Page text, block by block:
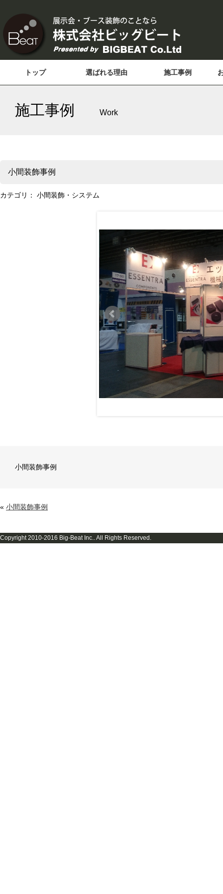
トップ 選ばれる理由 施工事例
施工事例 Work
小間装飾事例
カテゴリ： 小間装飾・システム
小間装飾事例
« 小間装飾事例
Copyright 2010-2016 Big-Beat Inc.. All Rights Reserved.